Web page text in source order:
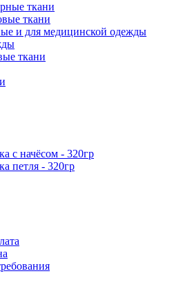
ткани
ткани
и для медицинской одежды
ткани
с начёсом - 320гр
петля - 320гр